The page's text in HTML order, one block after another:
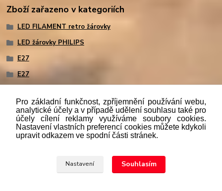
Zboží zařazeno v kategoriích
LED FILAMENT retro žárovky
LED žárovky PHILIPS
E27
E27
Podlezákona č. 112/mmmmm2016 Sb. o evidenci tržeb je
prodávající povinen vystavit kupujícímu účtenku. Zároveň je
případě technického výpadku pak nejpozději do 48 hodin.“
Upravit sběr cookies.
Pro základní funkčnost, zpříjemnění používání webu,
analytické účely a v případě udělení souhlasu také pro
účely cílení reklamy využíváme soubory cookies.
Nastavení vlastních preferencí cookies můžete kdykoli
upravit odkazem ve spodní části stránek.
Nastavení Souhlasím